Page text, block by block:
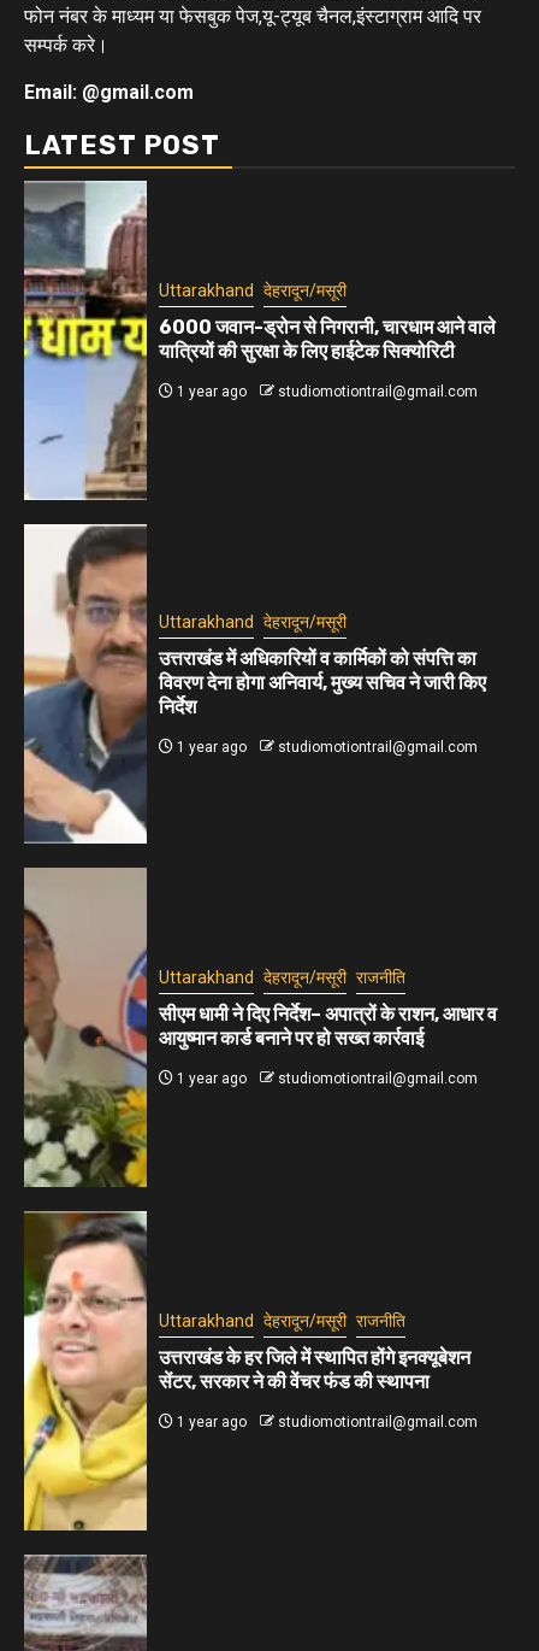
फोन नंबर के माध्यम या फेसबुक पेज,यू-ट्यूब चैनल,इंस्टाग्राम आदि पर
सम्पर्क करे।
Email: @gmail.com
LATEST POST
Uttarakhand देहरादून/मसूरी
6000 जवान-ड्रोन से निगरानी, चारधाम आने वाले
यात्रियों की सुरक्षा के लिए हाईटेक सिक्योरिटी
1 year ago studiomotiontrail@gmail.com
Uttarakhand देहरादून/मसूरी
उत्तराखंड में अधिकारियों व कार्मिकों को संपत्ति का
विवरण देना होगा अनिवार्य, मुख्य सचिव ने जारी किए
निर्देश
1 year ago studiomotiontrail@gmail.com
Uttarakhand देहरादून/मसूरी राजनीति
सीएम धामी ने दिए निर्देश– अपात्रों के राशन, आधार व
आयुष्मान कार्ड बनाने पर हो सख्त कार्रवाई
1 year ago studiomotiontrail@gmail.com
Uttarakhand देहरादून/मसूरी राजनीति
उत्तराखंड के हर जिले में स्थापित होंगे इनक्यूबेशन
सेंटर, सरकार ने की वेंचर फंड की स्थापना
1 year ago studiomotiontrail@gmail.com